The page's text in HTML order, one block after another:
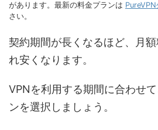
があります。最新の料金プランは
さい。
契約期間が長くなるほど、月
れ安くなります。
VPNを利用する期間に合わせ
ンを選択しましょう。